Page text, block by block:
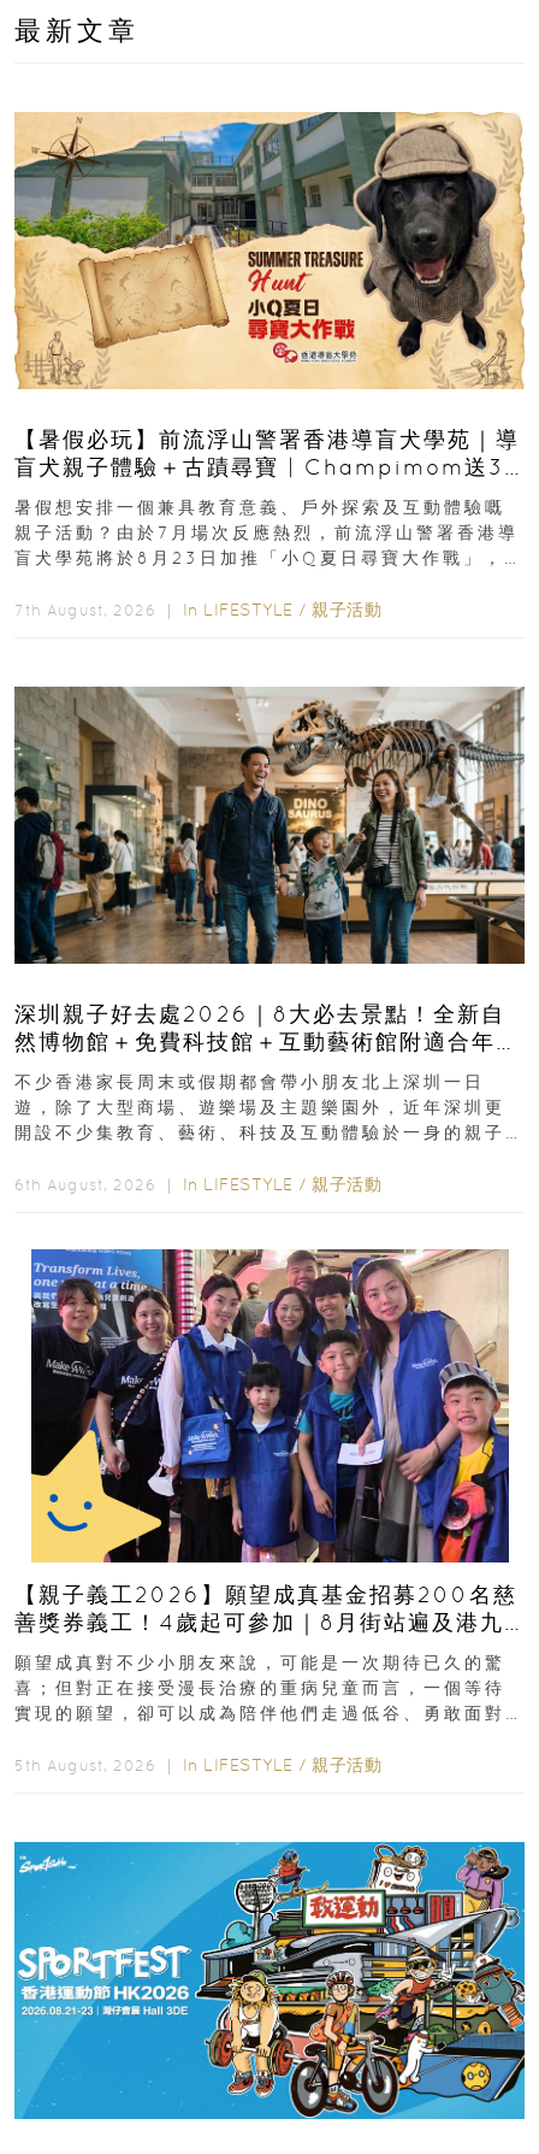
最新文章
【暑假必玩】前流浮山警署香港導盲犬學苑｜導
盲犬親子體驗＋古蹟尋寶 | Champimom送3
組免費名額
暑假想安排一個兼具教育意義、戶外探索及互動體驗嘅
親子活動？由於7月場次反應熱烈，前流浮山警署香港導
盲犬學苑將於8月23日加推「小Q夏日尋寶大作戰」，家
7th August, 2026 ｜ In LIFESTYLE / 親子活動
深圳親子好去處2026｜8大必去景點！全新自
然博物館＋免費科技館＋互動藝術館附適合年
齡、交通、門票、開放時間
不少香港家長周末或假期都會帶小朋友北上深圳一日
遊，除了大型商場、遊樂場及主題樂園外，近年深圳更
開設不少集教育、藝術、科技及互動體驗於一身的親子
6th August, 2026 ｜ In LIFESTYLE / 親子活動
【親子義工2026】願望成真基金招募200名慈
善獎券義工！4歲起可參加｜8月街站遍及港九
新界
願望成真對不少小朋友來說，可能是一次期待已久的驚
喜；但對正在接受漫長治療的重病兒童而言，一個等待
實現的願望，卻可以成為陪伴他們走過低谷、勇敢面對
5th August, 2026 ｜ In LIFESTYLE / 親子活動